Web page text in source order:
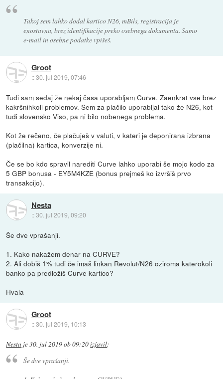
Takoj sem lahko dodal kartico N26, mBils, registracija je
enostavna, brez identifikacije preko osebnega dokumenta. Samo
e-mail in osebne podatke vpišeš.
Groot
::30. jul 2019, 07:46
Tudi sam sedaj že nekaj časa uporabljam Curve. Zaenkrat vse brez
kakršnihkoli problemov. Sem za plačilo uporabljal tako že N26, kot
tudi slovensko Viso, pa ni bilo nobenega problema.
Kot že rečeno, če plačuješ v valuti, v kateri je deponirana izbrana
(plačilna) kartica, konverzije ni.
Če se bo kdo spravil narediti Curve lahko uporabi še mojo kodo za
5 GBP bonusa - EY5M4KZE (bonus prejmeš ko izvršiš prvo
transakcijo).
Nesta
::30. jul 2019, 09:20
Še dve vprašanji.
1. Kako nakažem denar na CURVE?
2. Ali dobiš 1% tudi če imaš linkan Revolut/N26 oziroma katerokoli
banko pa predložiš Curve kartico?
Hvala
Groot
::30. jul 2019, 10:13
Nesta je30. jul 2019 ob 09:20izjavil:
Še dve vprašanji.